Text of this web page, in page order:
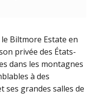
Biltmore Estate en
privée des États-
dans les montagnes
à des
ses grandes salles de